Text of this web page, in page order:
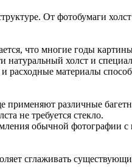
От фотобумаги холст
что многие годы
натуральный холст и
расходные материалы
применяют различные
не требуется стекло.
обычной фотографии с
сглаживать